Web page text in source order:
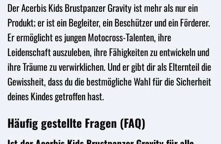
Der Acerbis Kids Brustpanzer Gravity ist mehr als nur ein
Produkt; er ist ein Begleiter, ein Beschützer und ein Förderer.
Er ermöglicht es jungen Motocross-Talenten, ihre
Leidenschaft auszuleben, ihre Fähigkeiten zu entwickeln und
ihre Träume zu verwirklichen. Und er gibt dir als Elternteil die
Gewissheit, dass du die bestmögliche Wahl für die Sicherheit
deines Kindes getroffen hast.
Häufig gestellte Fragen (FAQ)